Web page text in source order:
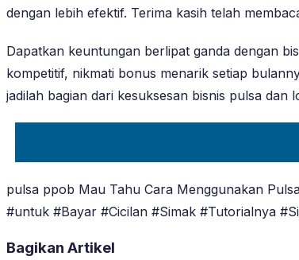
dengan lebih efektif. Terima kasih telah
Dapatkan keuntungan berlipat ganda dengan
kompetitif, nikmati bonus menarik setiap
jadilah bagian dari kesuksesan bisnis pulsa
pulsa ppob Mau Tahu Cara Menggunakan
#untuk #Bayar #Cicilan #Simak #Tutorialnya
Bagikan Artikel